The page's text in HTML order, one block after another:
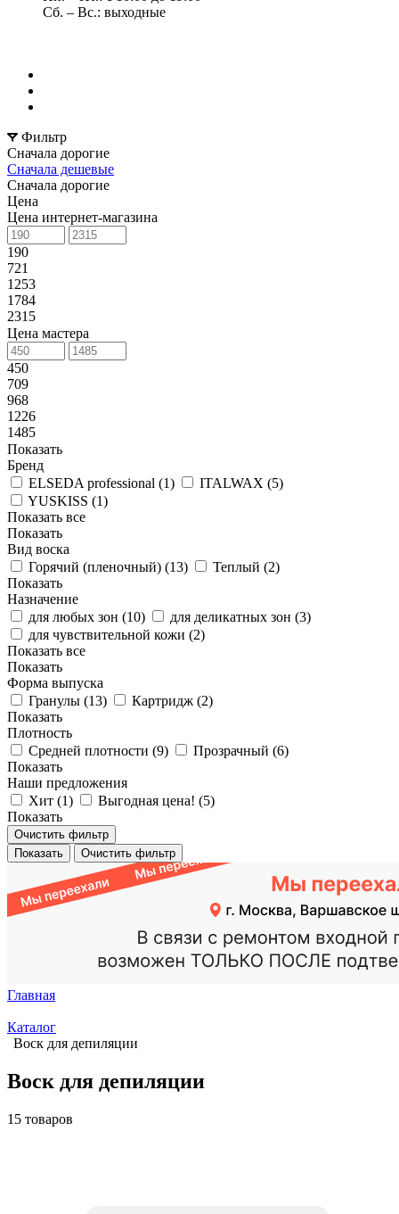
Сб. – Вс.: выходные
Фильтр
Сначала дорогие
Сначала дешевые
Сначала дорогие
Цена
Цена интернет-магазина
190
721
1253
1784
2315
Цена мастера
450
709
968
1226
1485
Показать
Бренд
ELSEDA professional (1) ITALWAX (5)
YUSKISS (1)
Показать все
Показать
Вид воска
Горячий (пленочный) (13) Теплый (2)
Показать
Назначение
для любых зон (10) для деликатных зон (3)
для чувствительной кожи (2)
Показать все
Показать
Форма выпуска
Гранулы (13) Картридж (2)
Показать
Плотность
Средней плотности (9) Прозрачный (6)
Показать
Наши предложения
Хит (1) Выгодная цена! (5)
Показать
Очистить фильтр
Показать
Очистить фильтр
Главная
Каталог
Воск для депиляции
Воск для депиляции
15 товаров